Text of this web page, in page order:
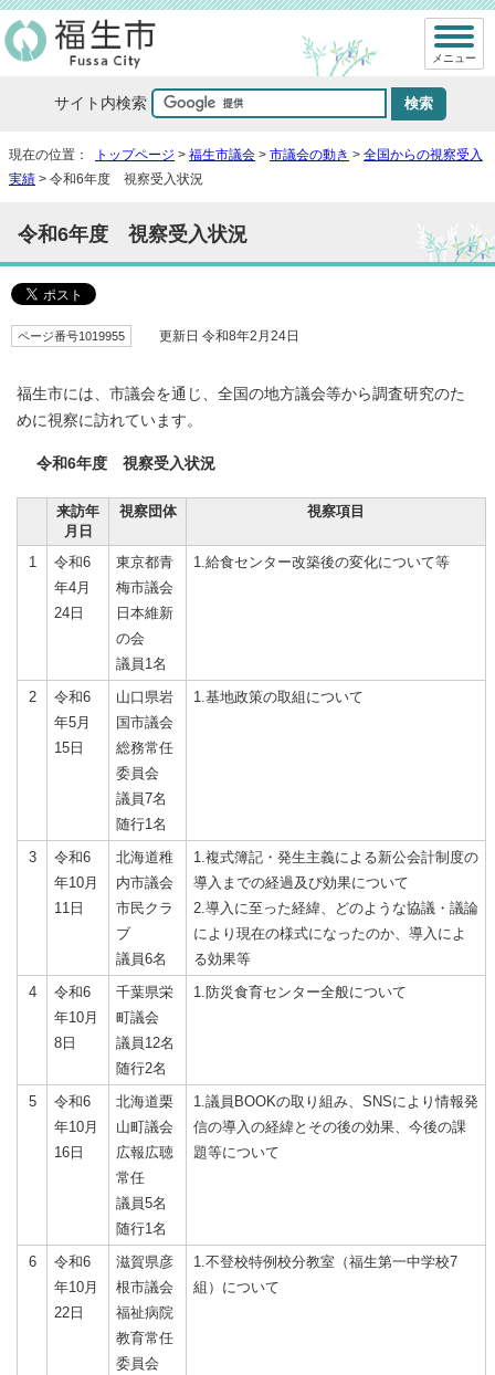
サイト内検索
メニュー
現在の位置： トップページ > 福生市議会 > 市議会の動き > 全国からの視察受入
実績 > 令和6年度 視察受入状況
令和6年度 視察受入状況
ページ番号1019955 更新日 令和8年2月24日
福生市には、市議会を通じ、全国の地方議会等から調査研究のた
めに視察に訪れています。
令和6年度 視察受入状況
来訪年
月日
視察団体 視察項目
1
令和6
年4月
24日
東京都青
梅市議会
日本維新
の会
議員1名
1.給食センター改築後の変化について等
2
令和6
年5月
15日
山口県岩
国市議会
総務常任
委員会
議員7名
随行1名
1.基地政策の取組について
3
令和6
年10月
11日
北海道稚
内市議会
市民クラ
ブ
議員6名
1.複式簿記・発生主義による新公会計制度の
導入までの経過及び効果について
2.導入に至った経緯、どのような協議・議論
により現在の様式になったのか、導入によ
る効果等
4
令和6
年10月
8日
千葉県栄
町議会
議員12名
随行2名
1.防災食育センター全般について
5
令和6
年10月
16日
北海道栗
山町議会
広報広聴
常任
議員5名
随行1名
1.議員BOOKの取り組み、SNSにより情報発
信の導入の経緯とその後の効果、今後の課
題等について
6
令和6
年10月
22日
滋賀県彦
根市議会
福祉病院
教育常任
委員会
1.不登校特例校分教室（福生第一中学校7
組）について